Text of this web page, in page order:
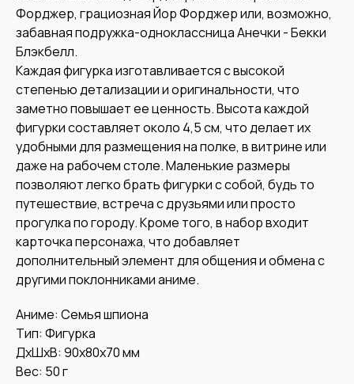
Форджер, грациозная Йор Форджер или, возможно,
забавная подружка-одноклассница Анечки - Бекки
Блэкбелл.
Каждая фигурка изготавливается с высокой
степенью детализации и оригинальности, что
заметно повышает ее ценность. Высота каждой
фигурки составляет около 4,5 см, что делает их
удобными для размещения на полке, в витрине или
даже на рабочем столе. Маленькие размеры
позволяют легко брать фигурки с собой, будь то
путешествие, встреча с друзьями или просто
прогулка по городу. Кроме того, в набор входит
карточка персонажа, что добавляет
дополнительный элемент для общения и обмена с
другими поклонниками аниме.
Аниме: Семья шпиона
Тип: Фигурка
ДxШxВ: 90x80x70 мм
Вес: 50 г